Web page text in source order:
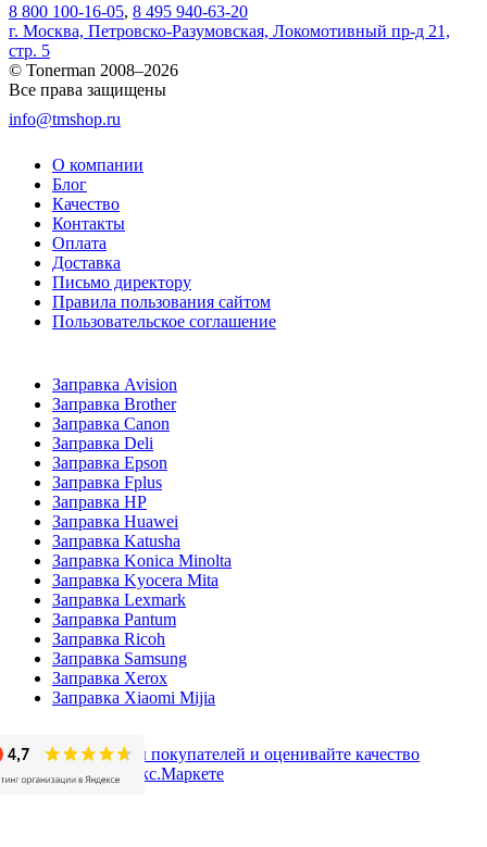
8 800 100-16-05, 8 495 940-63-20
г. Москва, Петровско-Разумовская, Локомотивный пр-д 21,
стр. 5
© Tonerman 2008–2026
Все права защищены
info@tmshop.ru
О компании
Блог
Качество
Контакты
Оплата
Доставка
Письмо директору
Правила пользования сайтом
Пользовательское соглашение
Заправка Avision
Заправка Brother
Заправка Canon
Заправка Deli
Заправка Epson
Заправка Fplus
Заправка HP
Заправка Huawei
Заправка Katusha
Заправка Konica Minolta
Заправка Kyocera Mita
Заправка Lexmark
Заправка Pantum
Заправка Ricoh
Заправка Samsung
Заправка Xerox
Заправка Xiaomi Mijia